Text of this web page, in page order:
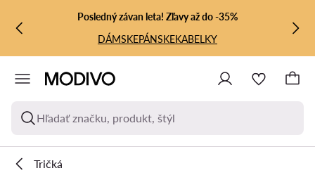
PREJSŤ NA HLAVNÝ OBSAH
PREJSŤ NA VYHĽADÁVANIE
Posledný závan leta! Zľavy až do -35%
DÁMSKEPÁNSKEKABELKY
Hľadať značku, produkt, štýl
Tričká